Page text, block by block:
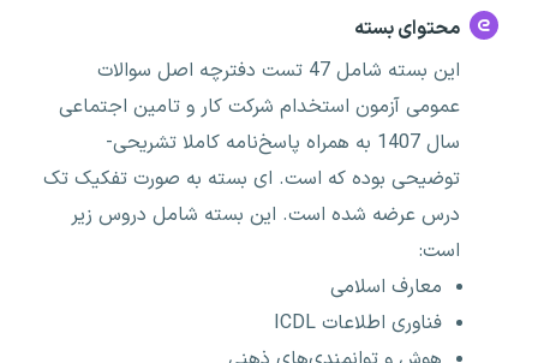
محتوای بسته
این بسته شامل 47 تست دفترچه اصل سوالات
عمومی آزمون استخدام شرکت کار و تامین اجتماعی
سال 1407 به همراه پاسخ‌نامه کاملا تشریحی-
توضیحی بوده که است. ای بسته به صورت تفکیک تک
درس عرضه شده است. این بسته شامل دروس زیر
است:
معارف اسلامی
فناوری اطلاعات ICDL